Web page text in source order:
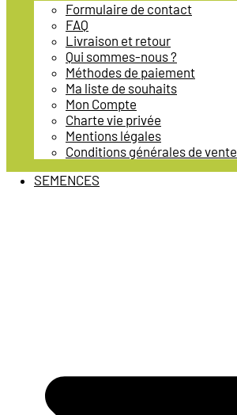
Formulaire de contact
FAQ
Livraison et retour
Qui sommes-nous ?
Méthodes de paiement
Ma liste de souhaits
Mon Compte
Charte vie privée
Mentions légales
Conditions générales de vente
SEMENCES